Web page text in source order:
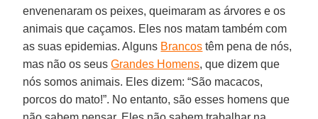
envenenaram os peixes, queimaram as árvores e os
animais que caçamos. Eles nos matam também com
as suas epidemias. Alguns Brancos têm pena de nós,
mas não os seusGrandes Homens, que dizem que
nós somos animais. Eles dizem: “São macacos,
porcos do mato!”. No entanto, são esses homens que